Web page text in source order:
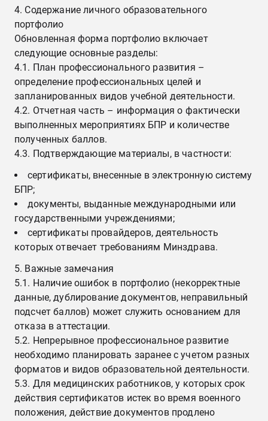
4. Содержание личного образовательного
портфолио
Обновленная форма портфолио включает
следующие основные разделы:
4.1. План профессионального развития –
определение профессиональных целей и
запланированных видов учебной деятельности.
4.2. Отчетная часть – информация о фактически
выполненных мероприятиях БПР и количестве
полученных баллов.
4.3. Подтверждающие материалы, в частности:
сертификаты, внесенные в электронную систему
БПР;
документы, выданные международными или
государственными учреждениями;
сертификаты провайдеров, деятельность
которых отвечает требованиям Минздрава.
5. Важные замечания
5.1. Наличие ошибок в портфолио (некорректные
данные, дублирование документов, неправильный
подсчет баллов) может служить основанием для
отказа в аттестации.
5.2. Непрерывное профессиональное развитие
необходимо планировать заранее с учетом разных
форматов и видов образовательной деятельности.
5.3. Для медицинских работников, у которых срок
действия сертификатов истек во время военного
положения, действие документов продлено